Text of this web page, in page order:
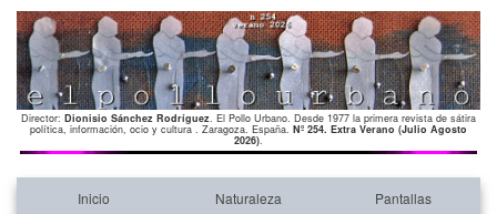
Director: Dionisio Sánchez Rodríguez. El Pollo Urbano. Desde 1977 la primera revista de sátira
política, información, ocio y cultura . Zaragoza. España. Nº 254. Extra Verano (Julio Agosto
2026).
Inicio Naturaleza Pantallas